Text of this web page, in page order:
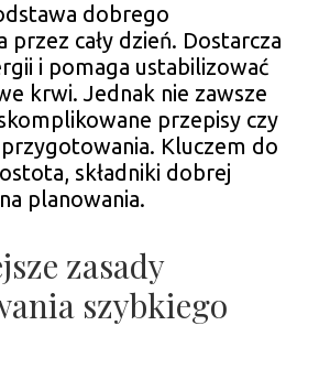
dobrego
przez cały dzień. Dostarcza
i pomaga ustabilizować
krwi. Jednak nie zawsze
przepisy czy
Kluczem do
składniki dobrej
planowania.
zasady
szybkiego